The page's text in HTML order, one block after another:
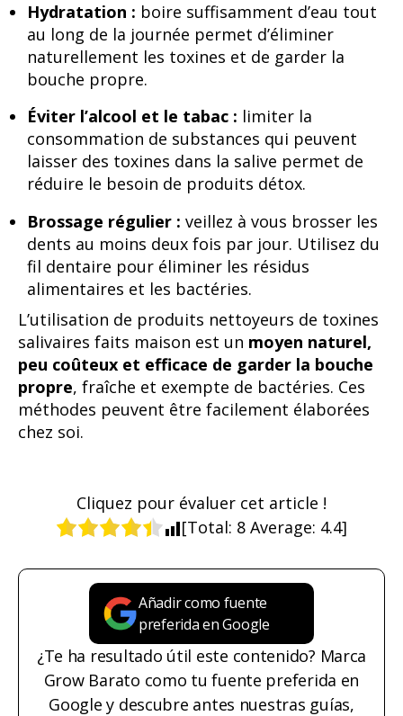
Hydratation : boire suffisamment d’eau tout
au long de la journée permet d’éliminer
naturellement les toxines et de garder la
bouche propre.
Éviter l’alcool et le tabac : limiter la
consommation de substances qui peuvent
laisser des toxines dans la salive permet de
réduire le besoin de produits détox.
Brossage régulier : veillez à vous brosser les
dents au moins deux fois par jour. Utilisez du
fil dentaire pour éliminer les résidus
alimentaires et les bactéries.
L’utilisation de produits nettoyeurs de toxines
salivaires faits maison est un moyen naturel,
peu coûteux et efficace de garder la bouche
propre, fraîche et exempte de bactéries. Ces
méthodes peuvent être facilement élaborées
chez soi.
Cliquez pour évaluer cet article !
[Total: 8 Average: 4.4]
Añadir como fuente
preferida en Google
¿Te ha resultado útil este contenido? Marca
Grow Barato como tu fuente preferida en
Google y descubre antes nuestras guías,